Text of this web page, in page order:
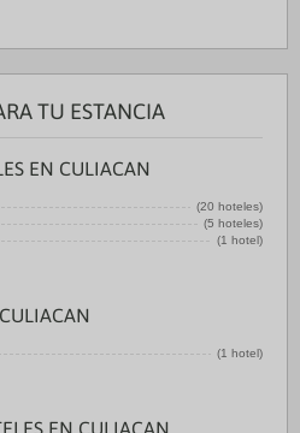
TU ESTANCIA
EN CULIACAN
(20 hoteles)
(5 hoteles)
(1 hotel)
(1 hotel)
EN CULIACAN